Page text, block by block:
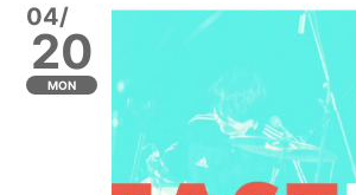
04/
20
MON